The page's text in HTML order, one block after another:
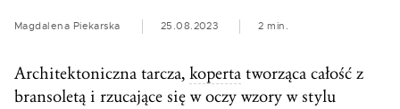
Magdalena Piekarska 25.08.2023 2 min.
Architektoniczna tarcza, koperta tworząca całość z
bransoletą i rzucające się w oczy wzory w stylu